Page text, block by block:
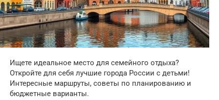
Ищете идеальное место для семейного отдыха?
Откройте для себя лучшие города России с детьми!
Интересные маршруты, советы по планированию и
бюджетные варианты.